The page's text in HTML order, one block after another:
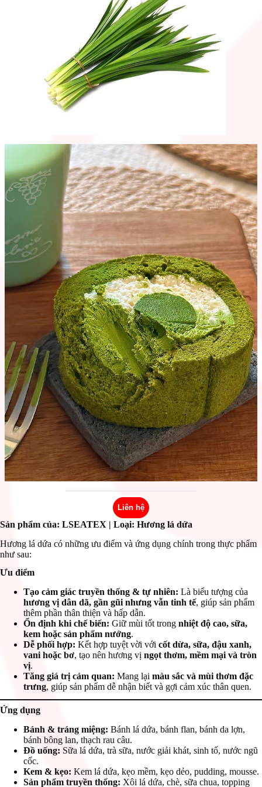
Liên hệ
Sản phẩm của: LSEATEX | Loại: Hương lá dứa
Hương lá dứa có những ưu điểm và ứng dụng chính trong thực phẩm
như sau:
Ưu điểm
Tạo cảm giác truyền thống & tự nhiên: Là biểu tượng của
hương vị dân dã, gần gũi nhưng vẫn tinh tế, giúp sản phẩm
thêm phần thân thiện và hấp dẫn.
Ổn định khi chế biến: Giữ mùi tốt trong nhiệt độ cao, sữa,
kem hoặc sản phẩm nướng.
Dễ phối hợp: Kết hợp tuyệt vời với cốt dừa, sữa, đậu xanh,
vani hoặc bơ, tạo nên hương vị ngọt thơm, mềm mại và tròn
vị.
Tăng giá trị cảm quan: Mang lại màu sắc và mùi thơm đặc
trưng, giúp sản phẩm dễ nhận biết và gợi cảm xúc thân quen.
Ứng dụng
Bánh & tráng miệng: Bánh lá dứa, bánh flan, bánh da lợn,
bánh bông lan, thạch rau câu.
Đồ uống: Sữa lá dứa, trà sữa, nước giải khát, sinh tố, nước ngũ
cốc.
Kem & kẹo: Kem lá dứa, kẹo mềm, kẹo dẻo, pudding, mousse.
Sản phẩm truyền thống: Xôi lá dứa, chè, sữa chua, topping